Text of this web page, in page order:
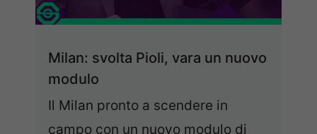
Milan: svolta Pioli, vara un nuovo
modulo
Il Milan pronto a scendere in
campo con un nuovo modulo di